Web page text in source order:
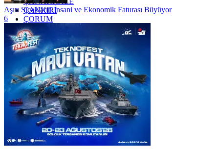
ÇANKIRI
ÇORUM
İSTANBUL
İZMİR
ŞANLIURFA
ŞIRNAK
Aşırı Sıcakların İnsani ve Ekonomik Faturası Büyüyor
6